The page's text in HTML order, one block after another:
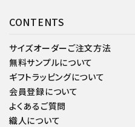
CONTENTS
サイズオーダーご注文方法
無料サンプルについて
ギフトラッピングについて
会員登録について
よくあるご質問
織人について